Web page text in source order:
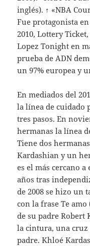
inglés). ↑ «NBA
Fue protagonista
2010, Lottery
Lopez Tonight en
prueba de ADN
un 97% europea y
En mediados del
la línea de cuidado
tres pasos. En
hermanas la línea
Tiene dos
Kardashian y un
es el más cercano
años tras
de 2008 se hizo un
con la frase Te
de su padre Robert
la cintura, una cruz
padre. Khloé